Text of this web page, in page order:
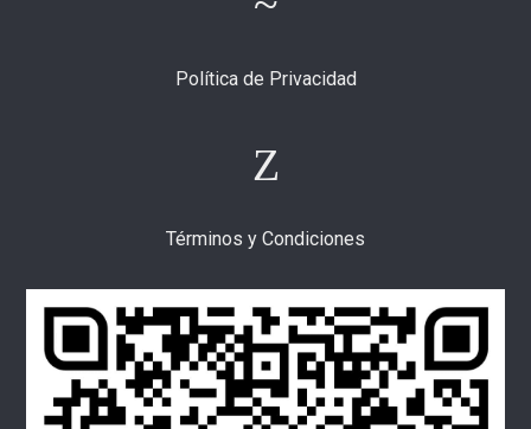
Política de Privacidad
Términos y Condiciones